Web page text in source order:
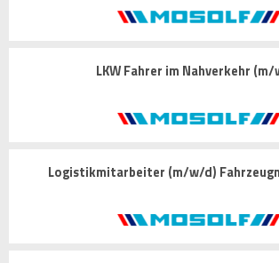
LKW Fahrer im Nahverkehr
Logistikmitarbeiter (m/w/d)